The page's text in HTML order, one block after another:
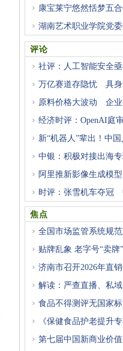
康宝莱宁悠然恬梦五
湖南艺术职业学院党
评论
社评：人工智能安全
万亿赛道存隐忧 具身
原料价格大波动 企业
经济时评：OpenAI庭
新“机器人”辈出！中
中银：积极对接出海
阿里推新影像生成模
时评：张雪机车夺冠
焦点
全国市场监管系统规
贴牌乱象 老字号“卖牌
济南市召开2026年直
解读：严查直播、私
食品不得测评无国家
《保健食品护老提升
第七届中国新商业价